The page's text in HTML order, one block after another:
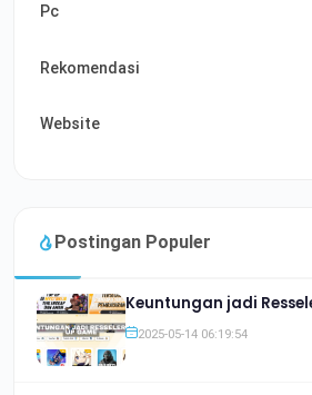
Pc
Rekomendasi
Website
Postingan Populer
Keuntungan jadi
2025-05-14 06:19:54